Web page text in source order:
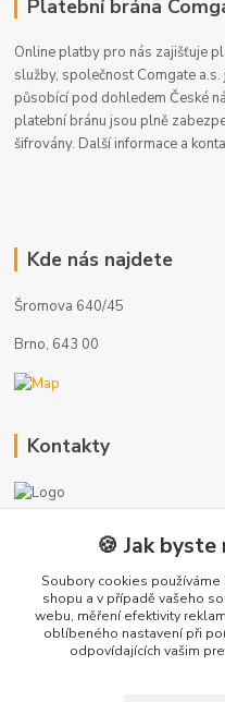
Platební brána
Online platby pro nás zajišťuje
služby, společnost Comgate
působící pod dohledem České
platební bránu jsou plně
šifrovány. Další informace a
Kde nás najdete
Šromova 640/45
Brno, 643 00
Kontakty
+420 775
info@radiatory-skladem.cz
🍪 Jak
Soubory cookies
shopu a v případě vašeho
webu, měření efektivity
oblíbeného nastavení při
odpovídajících vašim